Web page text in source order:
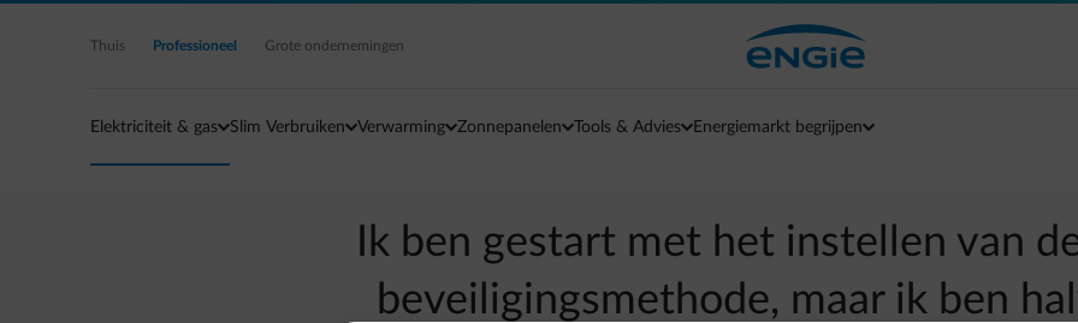
Ga naar de hoofdinhoud
Thuis Professioneel Grote ondernemingen
Elektriciteit & gas Slim Verbruiken Verwarming Zonnepanelen Tools & Advies Energiemarkt begrijpen
Ik ben gestart met het instellen van
beveiligingsmethode, maar ik ben